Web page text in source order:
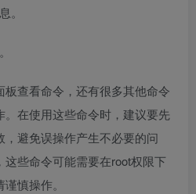
。
查看命令，还有很多其他命令
在使用这些命令时，建议要先
避免误操作产生不必要的问
些命令可能需要在root权限下
慎操作。